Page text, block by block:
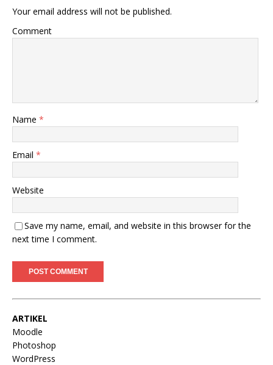
Your email address will not be published.
Comment
Name *
Email *
Website
Save my name, email, and website in this browser for the
next time I comment.
ARTIKEL
Moodle
Photoshop
WordPress